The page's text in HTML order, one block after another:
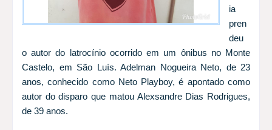
ia
pren
deu
o autor do latrocínio ocorrido em um ônibus no Monte
Castelo, em São Luís. Adelman Nogueira Neto, de 23
anos, conhecido como Neto Playboy, é apontado como
autor do disparo que matou Alexsandre Dias Rodrigues,
de 39 anos.